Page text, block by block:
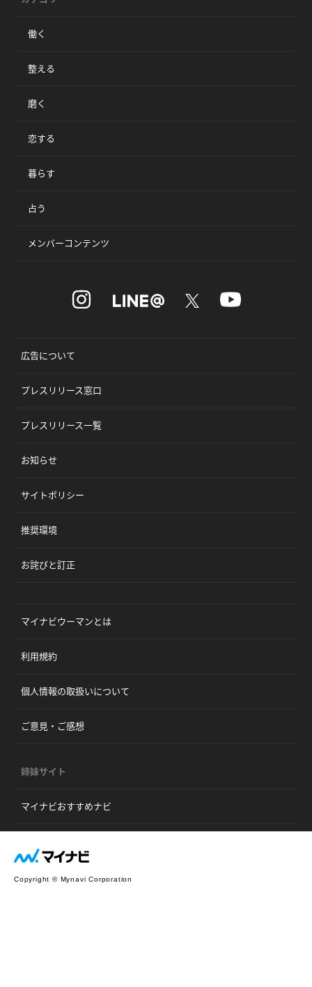
働く
整える
磨く
恋する
暮らす
占う
メンバーコンテンツ
広告について
プレスリリース窓口
プレスリリース一覧
お知らせ
サイトポリシー
推奨環境
お詫びと訂正
マイナビウーマンとは
利用規約
個人情報の取扱いについて
ご意見・ご感想
姉妹サイト
マイナビおすすめナビ
Copyright © Mynavi Corporation